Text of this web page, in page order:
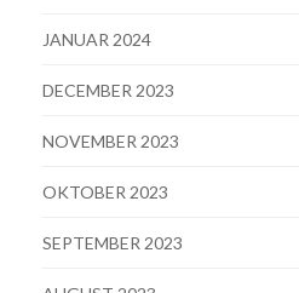
JANUAR 2024
DECEMBER 2023
NOVEMBER 2023
OKTOBER 2023
SEPTEMBER 2023